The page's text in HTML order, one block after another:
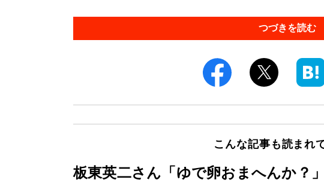
つづきを読む
こんな記事も読まれ
板東英二さん「ゆで卵おまへんか？